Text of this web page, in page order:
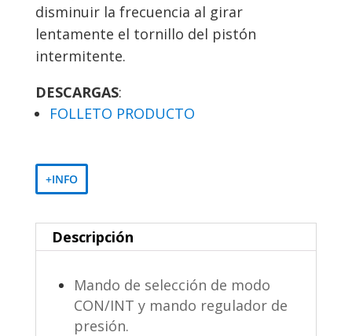
disminuir la frecuencia al girar
lentamente el tornillo del pistón
intermitente.
DESCARGAS:
FOLLETO PRODUCTO
+INFO
Descripción
Mando de selección de modo
CON/INT y mando regulador de
presión.